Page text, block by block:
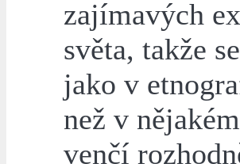
zajímavých
světa, takže
jako v
než v
venčí